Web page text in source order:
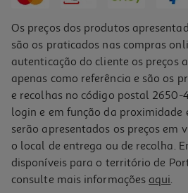
Alguidar Quadrado Actuel Verde 14l
Os preços dos produtos
são os praticados nas compras
autenticação do cliente os preços
apenas como referência e são os
e recolhas no código postal 2650-
login e em função da proximidade
serão apresentados os preços em
o local de entrega ou de recolha.
disponíveis para o território de
consulte mais informações aqui.